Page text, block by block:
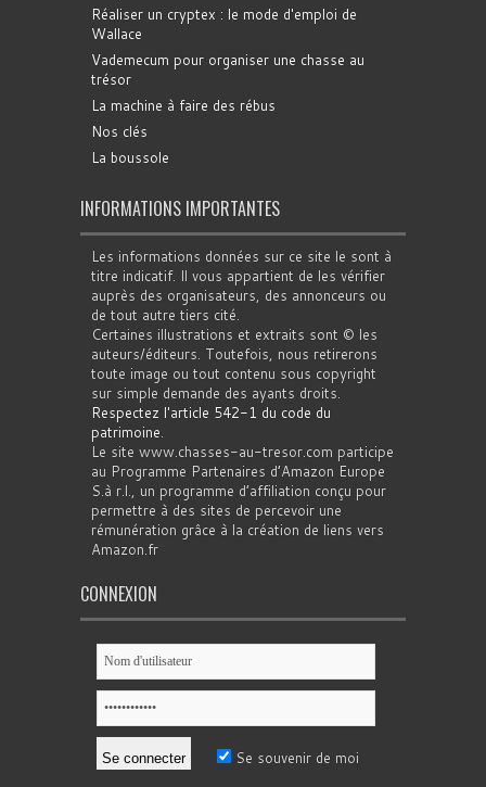
Réaliser un cryptex : le mode d'emploi de
Wallace
Vademecum pour organiser une chasse au
trésor
La machine à faire des rébus
Nos clés
La boussole
INFORMATIONS IMPORTANTES
Les informations données sur ce site le sont à
titre indicatif. Il vous appartient de les vérifier
auprès des organisateurs, des annonceurs ou
de tout autre tiers cité.
Certaines illustrations et extraits sont © les
auteurs/éditeurs. Toutefois, nous retirerons
toute image ou tout contenu sous copyright
sur simple demande des ayants droits.
Respectez l'article 542-1 du code du
patrimoine.
Le site www.chasses-au-tresor.com participe
au Programme Partenaires d’Amazon Europe
S.à r.l., un programme d’affiliation conçu pour
permettre à des sites de percevoir une
rémunération grâce à la création de liens vers
Amazon.fr
CONNEXION
Se souvenir de moi